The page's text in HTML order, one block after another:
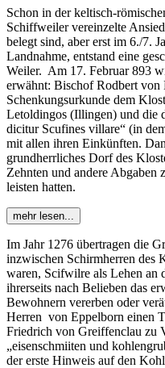
Schon in der keltisch-
Schiffweiler vereinzelte
belegt sind, aber erst im 6./7.
Landnahme, entstand eine
Weiler. Am 17. Februar 893
erwähnt: Bischof Rodbert von
Schenkungsurkunde dem
Letoldingos (Illingen) und die
dicitur Scufines villare“ (in
mit allen ihren Einkünften.
grundherrliches Dorf des
Zehnten und andere Abgaben
leisten hatten.
mehr lesen...
Im Jahr 1276 übertragen die
inzwischen Schirmherren des
waren, Scifwilre als Lehen an
ihrerseits nach Belieben das
Bewohnern vererben oder
Herren von Eppelborn einen
Friedrich von Greiffenclau zu
„eisenschmiiten und
der erste Hinweis auf den